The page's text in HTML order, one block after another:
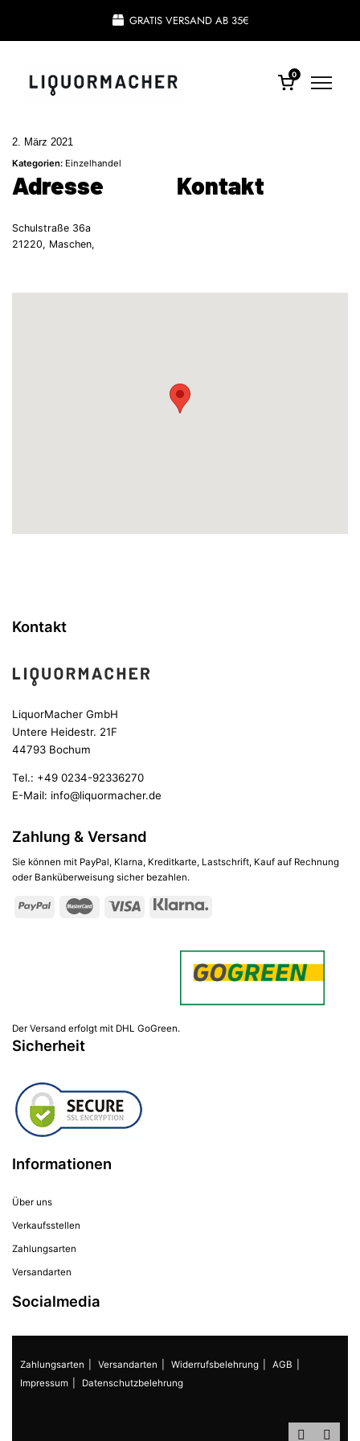
GRATIS VERSAND AB 35€
0
2. März 2021
Kategorien: Einzelhandel
Adresse
Schulstraße 36a
21220, Maschen,
Kontakt
Kontakt
LiquorMacher GmbH
Untere Heidestr. 21F
44793 Bochum
Tel.: +49 0234-92336270
E-Mail: info@liquormacher.de
Zahlung & Versand
Sie können mit PayPal, Klarna, Kreditkarte, Lastschrift, Kauf auf Rechnung
oder Banküberweisung sicher bezahlen.
Der Versand erfolgt mit DHL GoGreen.
Sicherheit
Informationen
Über uns
Verkaufsstellen
Zahlungsarten
Versandarten
Socialmedia
Zahlungsarten Versandarten Widerrufsbelehrung
AGB
Impressum
Datenschutzbelehrung